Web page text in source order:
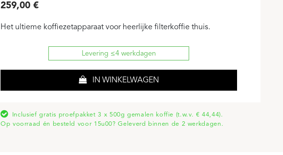
259,00 €
Het ultieme koffiezetapparaat voor heerlijke filterkoffie thuis.
Levering ≤4 werkdagen
IN WINKELWAGEN
Inclusief gratis proefpakket 3 x 500g gemalen koffie (t.w.v. € 44,44).
Op voorraad én besteld voor 15u00? Geleverd binnen de 2 werkdagen.